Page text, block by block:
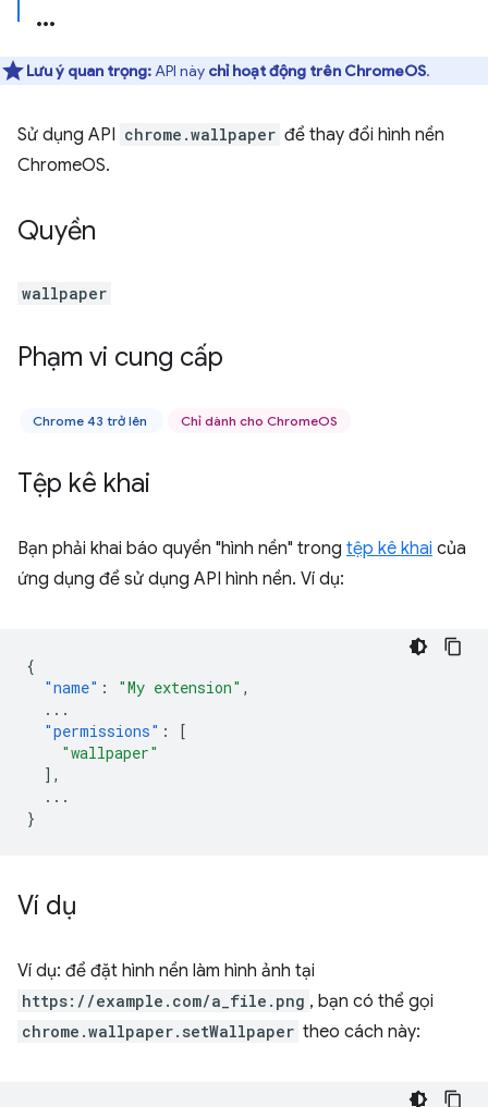
Lưu ý quan trọng:API này chỉ hoạt động trên ChromeOS.
Sử dụng API chrome.wallpaper để thay đổi hình nền
ChromeOS.
Quyền
wallpaper
Phạm vi cung cấp
Chrome 43 trở lên Chỉ dành cho ChromeOS
Tệp kê khai
Bạn phải khai báo quyền "hình nền" trong tệp kê khai của
ứng dụng để sử dụng API hình nền. Ví dụ:
{
"name" : "My extension" ,
...
"permissions" :
[
"wallpaper"
],
...
}
Ví dụ
Ví dụ: để đặt hình nền làm hình ảnh tại
https://example.com/a_file.png , bạn có thể gọi
chrome.wallpaper.setWallpaper theo cách này: